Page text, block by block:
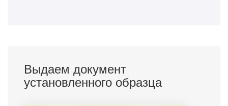
Выдаем документ
установленного образца